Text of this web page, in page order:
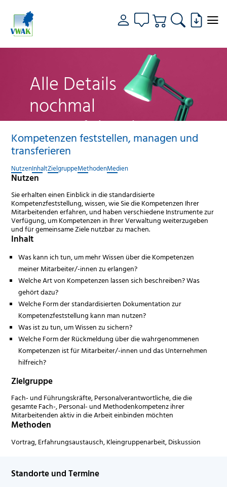
Alle Details
nochmal
genau fokussiert
Kompetenzen feststellen, managen und
transferieren
NutzenInhaltZielgruppeMethodenMedien
Nutzen
Sie erhalten einen Einblick in die standardisierte
Kompetenzfeststellung, wissen, wie Sie die Kompetenzen Ihrer
Mitarbeitenden erfahren, und haben verschiedene Instrumente zur
Verfügung, um Kompetenzen in Ihrer Verwaltung weiterzugeben
und für gemeinsame Ziele nutzbar zu machen.
Inhalt
Was kann ich tun, um mehr Wissen über die Kompetenzen
meiner Mitarbeiter/-innen zu erlangen?
Welche Art von Kompetenzen lassen sich beschreiben? Was
gehört dazu?
Welche Form der standardisierten Dokumentation zur
Kompetenzfeststellung kann man nutzen?
Was ist zu tun, um Wissen zu sichern?
Welche Form der Rückmeldung über die wahrgenommenen
Kompetenzen ist für Mitarbeiter/-innen und das Unternehmen
hilfreich?
Zielgruppe
Fach- und Führungskräfte, Personalverantwortliche, die die
gesamte Fach-, Personal- und Methodenkompetenz ihrer
Mitarbeitenden aktiv in die Arbeit einbinden möchten
Methoden
Vortrag, Erfahrungsaustausch, Kleingruppenarbeit, Diskussion
Standorte und Termine